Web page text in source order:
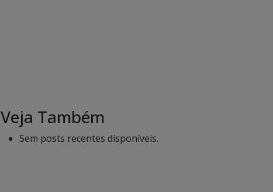
Veja Também
Sem posts recentes disponíveis.